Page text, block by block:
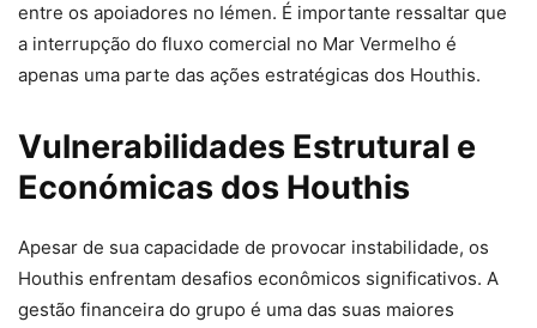
entre os apoiadores no Iémen. É importante ressaltar que
a interrupção do fluxo comercial no Mar Vermelho é
apenas uma parte das ações estratégicas dos Houthis.
Vulnerabilidades Estrutural e
Económicas dos Houthis
Apesar de sua capacidade de provocar instabilidade, os
Houthis enfrentam desafios econômicos significativos. A
gestão financeira do grupo é uma das suas maiores